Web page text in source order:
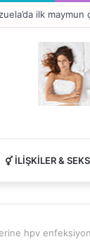
bağlı
İLIŞKILER & SEKS
hpv